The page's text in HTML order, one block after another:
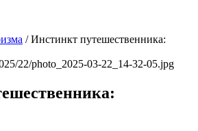
/Инстинкт путешественника: